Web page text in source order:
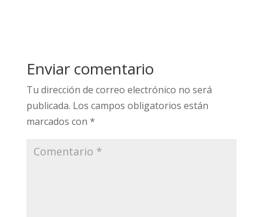
Enviar comentario
Tu dirección de correo electrónico no será
publicada. Los campos obligatorios están
marcados con *